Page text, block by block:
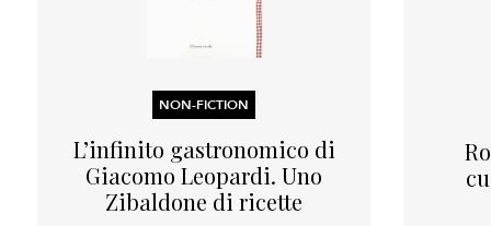
NON-FICTION
L’infinito gastronomico di
Giacomo Leopardi. Uno
Zibaldone di ricette